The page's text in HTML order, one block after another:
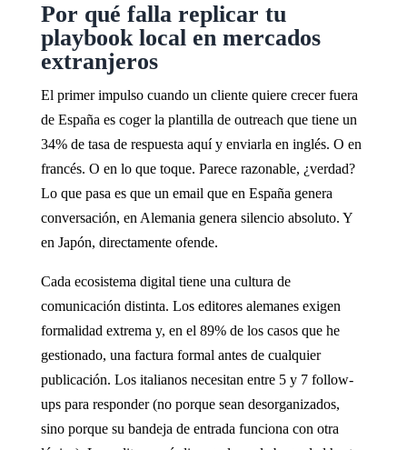
Por qué falla replicar tu
playbook local en mercados
extranjeros
El primer impulso cuando un cliente quiere crecer fuera
de España es coger la plantilla de outreach que tiene un
34% de tasa de respuesta aquí y enviarla en inglés. O en
francés. O en lo que toque. Parece razonable, ¿verdad?
Lo que pasa es que un email que en España genera
conversación, en Alemania genera silencio absoluto. Y
en Japón, directamente ofende.
Cada ecosistema digital tiene una cultura de
comunicación distinta. Los editores alemanes exigen
formalidad extrema y, en el 89% de los casos que he
gestionado, una factura formal antes de cualquier
publicación. Los italianos necesitan entre 5 y 7 follow-
ups para responder (no porque sean desorganizados,
sino porque su bandeja de entrada funciona con otra